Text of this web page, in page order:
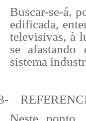
Buscar-se-á,
edificada,
televisivas, à
se afastando
sistema
Neste ponto,